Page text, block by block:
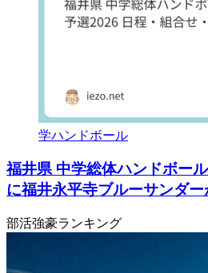
学ハンドボール
福井県 中学総体ハンドボー
に福井永平寺ブルーサンダー
部活強豪ランキング